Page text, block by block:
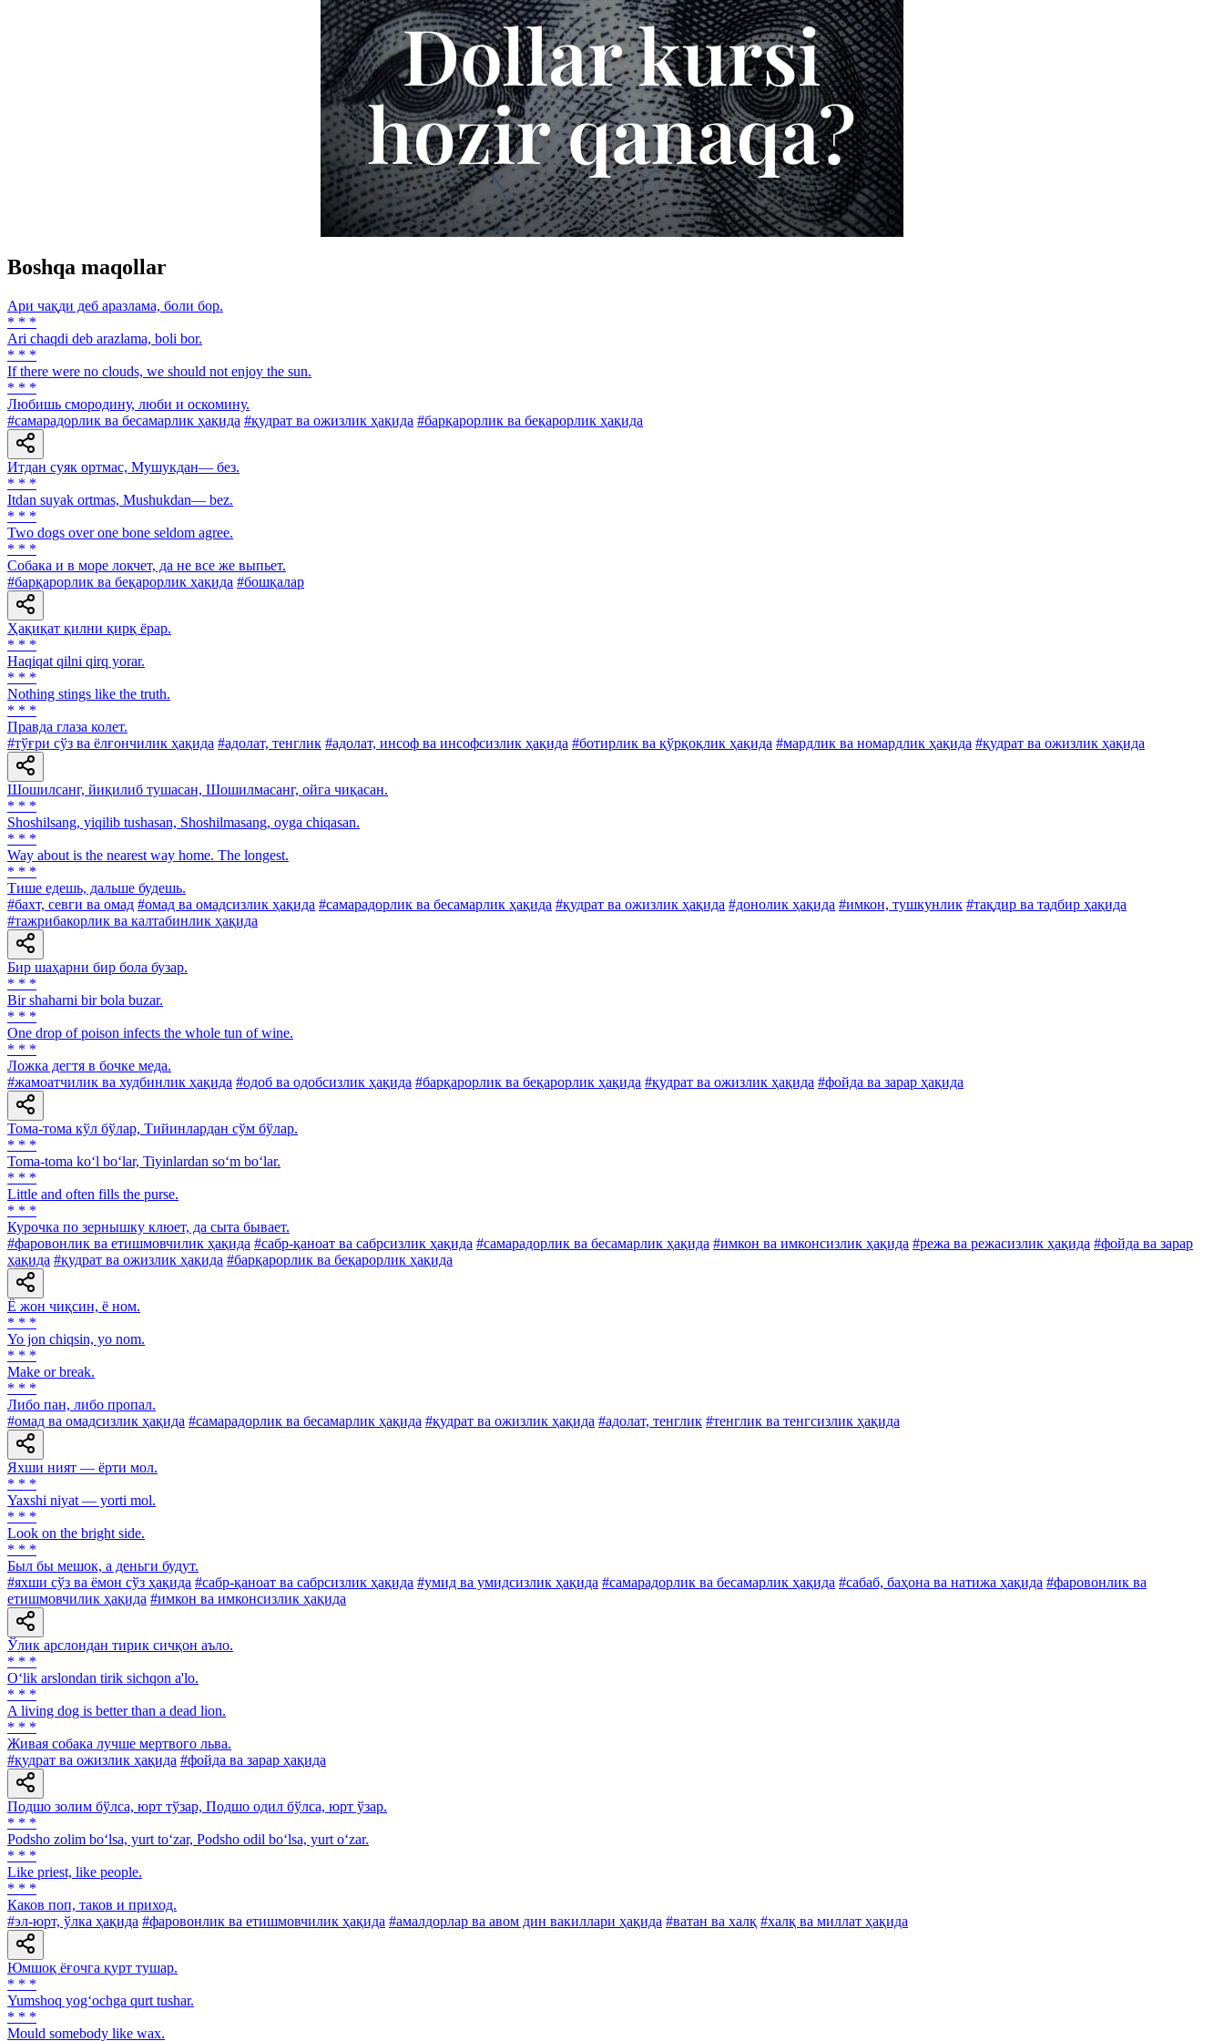
Boshqa maqollar
Ари чақди деб аразлама, боли бор.
* * *
Ari chaqdi deb arazlama, boli bor.
* * *
If there were no clouds, we should not enjoy the sun.
* * *
Любишь смородину, люби и оскомину.
#самарадорлик ва бесамарлик ҳақида #қудрат ва ожизлик ҳақида #барқарорлик ва беқарорлик ҳақида
Итдан суяк ортмас, Мушукдан— без.
* * *
Itdan suyak ortmas, Mushukdan— bez.
* * *
Two dogs over one bone seldom agree.
* * *
Собака и в море локчет, да не все же выпьет.
#барқарорлик ва беқарорлик ҳақида #бошқалар
Ҳақиқат қилни қирқ ёрар.
* * *
Haqiqat qilni qirq yorar.
* * *
Nothing stings like the truth.
* * *
Правда глаза колет.
#тўғри сўз ва ёлғончилик ҳақида #адолат, тенглик #адолат, инсоф ва инсофсизлик ҳақида #ботирлик ва қўрқоқлик ҳақида #мардлик ва номардлик ҳақида #қудрат ва ожизлик ҳақида
Шошилсанг, йиқилиб тушасан, Шошилмасанг, ойга чиқасан.
* * *
Shoshilsang, yiqilib tushasan, Shoshilmasang, oyga chiqasan.
* * *
Way about is the nearest way home. The longest.
* * *
Тише едешь, дальше будешь.
#бахт, севги ва омад #омад ва омадсизлик ҳақида #самарадорлик ва бесамарлик ҳақида #қудрат ва ожизлик ҳақида #донолик ҳақида #имкон, тушкунлик #тақдир ва тадбир ҳақида
#тажрибакорлик ва калтабинлик ҳақида
Бир шаҳарни бир бола бузар.
* * *
Bir shaharni bir bola buzar.
* * *
One drop of poison infects the whole tun of wine.
* * *
Ложка дегтя в бочке меда.
#жамоатчилик ва худбинлик ҳақида #одоб ва одобсизлик ҳақида #барқарорлик ва беқарорлик ҳақида #қудрат ва ожизлик ҳақида #фойда ва зарар ҳақида
Тома-тома кўл бўлар, Тийинлардан сўм бўлар.
* * *
Toma-toma ko‘l bo‘lar, Tiyinlardan so‘m bo‘lar.
* * *
Little and often fills the purse.
* * *
Курочка по зернышку клюет, да сыта бывает.
#фаровонлик ва етишмовчилик ҳақида #сабр-қаноат ва сабрсизлик ҳақида #самарадорлик ва бесамарлик ҳақида #имкон ва имконсизлик ҳақида #режа ва режасизлик ҳақида #фойда ва зарар
ҳақида #қудрат ва ожизлик ҳақида #барқарорлик ва беқарорлик ҳақида
Ё жон чиқсин, ё ном.
* * *
Yo jon chiqsin, yo nom.
* * *
Make or break.
* * *
Либо пан, либо пропал.
#омад ва омадсизлик ҳақида #самарадорлик ва бесамарлик ҳақида #қудрат ва ожизлик ҳақида #адолат, тенглик #тенглик ва тенгсизлик ҳақида
Яхши ният — ёрти мол.
* * *
Yaxshi niyat — yorti mol.
* * *
Look on the bright side.
* * *
Был бы мешок, а деньги будут.
#яхши сўз ва ёмон сўз ҳақида #сабр-қаноат ва сабрсизлик ҳақида #умид ва умидсизлик ҳақида #самарадорлик ва бесамарлик ҳақида #сабаб, баҳона ва натижа ҳақида #фаровонлик ва
етишмовчилик ҳақида #имкон ва имконсизлик ҳақида
Ўлик арслондан тирик сичқон аъло.
* * *
O‘lik arslondan tirik sichqon a'lo.
* * *
A living dog is better than a dead lion.
* * *
Живая собака лучше мертвого льва.
#қудрат ва ожизлик ҳақида #фойда ва зарар ҳақида
Подшо золим бўлса, юрт тўзар, Подшо одил бўлса, юрт ўзар.
* * *
Podsho zolim bo‘lsa, yurt to‘zar, Podsho odil bo‘lsa, yurt o‘zar.
* * *
Like priest, like people.
* * *
Каков поп, таков и приход.
#эл-юрт, ўлка ҳақида #фаровонлик ва етишмовчилик ҳақида #амалдорлар ва авом дин вакиллари ҳақида #ватан ва халқ #халқ ва миллат ҳақида
Юмшоқ ёғочга қурт тушар.
* * *
Yumshoq yog‘ochga qurt tushar.
* * *
Mould somebody like wax.